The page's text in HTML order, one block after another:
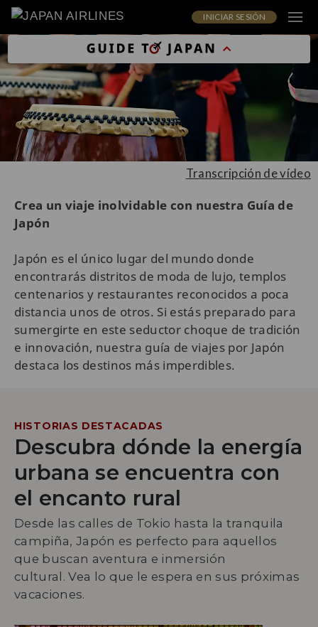
INICIAR SESIÓN
Transcripción de vídeo
Crea un viaje inolvidable con nuestra Guía de
Japón
Japón es el único lugar del mundo donde
encontrarás distritos de moda de lujo, templos
centenarios y restaurantes reconocidos a poca
distancia unos de otros. Si estás preparado para
sumergirte en este seductor choque de tradición
e innovación, nuestra guía de viajes por Japón
destaca los destinos más imperdibles.
HISTORIAS DESTACADAS
Descubra dónde la energía
urbana se encuentra con
el encanto rural
Desde las calles de Tokio hasta la tranquila
campiña, Japón es perfecto para aquellos
que buscan aventura e inmersión
cultural. Vea lo que le espera en sus próximas
vacaciones.